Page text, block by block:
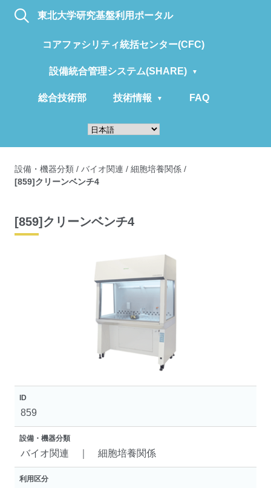
東北大学研究基盤利用ポータル
コアファシリティ統括センター(CFC)
設備統合管理システム(SHARE)
総合技術部 技術情報 FAQ
設備・機器分類 / バイオ関連 / 細胞培養関係 /
[859]クリーンベンチ4
[859]クリーンベンチ4
ID
859
設備・機器分類
バイオ関連 ｜ 細胞培養関係
利用区分